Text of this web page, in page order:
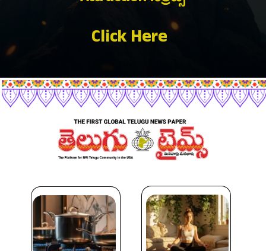
Click Here